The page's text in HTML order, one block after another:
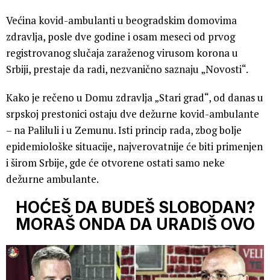
Većina kovid-ambulanti u beogradskim domovima
zdravlja, posle dve godine i osam meseci od prvog
registrovanog slučaja zaraženog virusom korona u
Srbiji, prestaje da radi, nezvanično saznaju „Novosti“.
Kako je rečeno u Domu zdravlja „Stari grad“, od danas u
srpskoj prestonici ostaju dve dežurne kovid-ambulante
– na Paliluli i u Zemunu. Isti princip rada, zbog bolje
epidemiološke situacije, najverovatnije će biti primenjen
i širom Srbije, gde će otvorene ostati samo neke
dežurne ambulante.
HOĆEŠ DA BUDEŠ SLOBODAN?
MORAŠ ONDA DA URADIŠ OVO